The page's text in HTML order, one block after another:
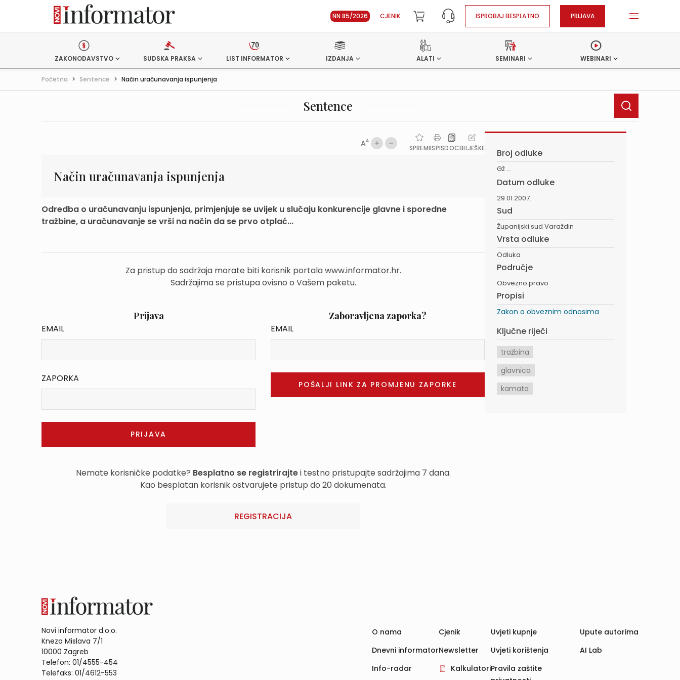
NN 85/2026 CJENIK ISPROBAJ BESPLATNO PRIJAVA
ZAKONODAVSTVO SUDSKA PRAKSA LIST INFORMATOR IZDANJA ALATI SEMINARI WEBINARI
Početna > Sentence > Način uračunavanja ispunjenja
Sentence
AA
SPREMIISPISDOCBILJEŠKE
Način uračunavanja ispunjenja
Odredba o uračunavanju ispunjenja, primjenjuje se uvijek u slučaju konkurencije glavne i sporedne
tražbine, a uračunavanje se vrši na način da se prvo otplać...
Za pristup do sadržaja morate biti korisnik portala www.informator.hr.
Sadržajima se pristupa ovisno o Vašem paketu.
Prijava
EMAIL
ZAPORKA
Zaboravljena zaporka?
EMAIL
Nemate korisničke podatke? Besplatno se registrirajtei testno pristupajte sadržajima 7 dana.
Kao besplatan korisnik ostvarujete pristup do 20 dokumenata.
REGISTRACIJA
Broj odluke
Gž ...
Datum odluke
29.01.2007.
Sud
Županijski sud Varaždin
Vrsta odluke
Odluka
Područje
Obvezno pravo
Propisi
Zakon o obveznim odnosima
Ključne riječi
tražbina
glavnica
kamata
Novi informator d.o.o.
Kneza Mislava 7/1
10000 Zagreb
Telefon: 01/4555-454
Telefaks: 01/4612-553
O nama
Dnevni informator
Info-radar
Cjenik
Newsletter
Kalkulatori
Uvjeti kupnje
Uvjeti korištenja
Pravila zaštite
Upute autorima
AI Lab